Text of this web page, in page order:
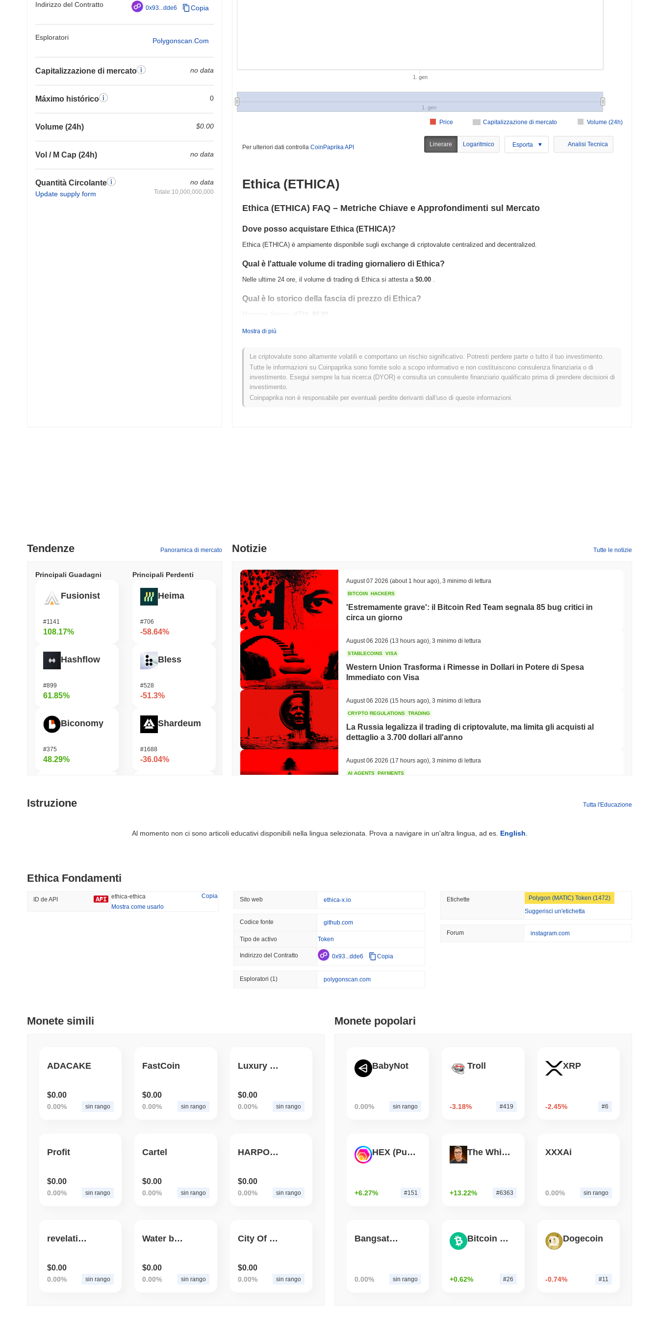
Indirizzo del Contratto 0x93...dde6 Copia
Esploratori Polygonscan.com
Capitalizzazione di mercato no data
Máximo histórico 0
Volume (24h) $0.00
Vol / M Cap (24h) no data
Quantità Circolante
Update supply form
no data
Totale:10,000,000,000
Capitalizzazione di mercato Volume (24h)
Price
1. gen
1. gen
Per ulteriori dati controlla CoinPaprika API Linerare Logaritmico Esporta Analisi Tecnica
Ethica (ETHICA)
Ethica (ETHICA) FAQ – Metriche Chiave e Approfondimenti sul Mercato
Dove posso acquistare Ethica (ETHICA)?
Ethica (ETHICA) è ampiamente disponibile sugli exchange di criptovalute centralized and decentralized.
Qual è l'attuale volume di trading giornaliero di Ethica?
Nelle ultime 24 ore, il volume di trading di Ethica si attesta a $0.00 .
Qual è lo storico della fascia di prezzo di Ethica?
Massimo Storico (ATH):
$0.00
Come si sta comportando Ethica rispetto al mercato crypto più ampio?
Negli ultimi 7 giorni, Ethica ha guadagnato0.00%, superando il mercato crypto complessivo che ha registrato un calo del0.73%. Ciò
indica una forte performance nell'azione del prezzo di ETHICA rispetto allo slancio del mercato più ampio.
Mostra di più
Le criptovalute sono altamente volatili e comportano un rischio significativo. Potresti perdere parte o tutto il tuo investimento.
Tutte le informazioni su Coinpaprika sono fornite solo a scopo informativo e non costituiscono consulenza finanziaria o di
investimento. Esegui sempre la tua ricerca (DYOR) e consulta un consulente finanziario qualificato prima di prendere decisioni di
investimento.
Coinpaprika non è responsabile per eventuali perdite derivanti dall'uso di queste informazioni.
Tendenze Panoramica di mercato
Principali Guadagni
Fusionist
#1141
108.17%
Hashflow
#899
61.85%
Biconomy
#375
48.29%
#784
Principali Perdenti
Heima
#706
-58.64%
Bless
#528
-51.3%
Shardeum
#1688
-36.04%
Notizie Tutte le notizie
August 07 2026 (about 1 hour ago) 3 minimo di lettura
BITCOIN HACKERS
'Estremamente grave': il Bitcoin Red Team segnala 85 bug critici in
circa un giorno
August 06 2026 (13 hours ago) 3 minimo di lettura
STABLECOINS VISA
Western Union Trasforma i Rimesse in Dollari in Potere di Spesa
Immediato con Visa
August 06 2026 (15 hours ago) 3 minimo di lettura
CRYPTO REGULATIONS TRADING
La Russia legalizza il trading di criptovalute, ma limita gli acquisti al
dettaglio a 3.700 dollari all'anno
August 06 2026 (17 hours ago) 3 minimo di lettura
AI AGENTS PAYMENTS
BITCOIN HACKERS
I nomi più importanti di Wall Street stanno ora garantendo la
STABLECOINS
stablecoin mentre le regole del GENIUS Act...
BNY Vuole che le Istituzioni Possano Stakeare Crypto Senza Mai
August 05 2026
ETHEREUM
Dinari mette l'intero S&P 500 onchain per i portafogli di auto-custodia
negli Stati Uniti
Istruzione Tutta l'Educazione
Al momento non ci sono articoli educativi disponibili nella lingua selezionata. Prova a navigare in un'altra lingua, ad es. English
Ethica Fondamenti
ID de API ethica-ethica
Copia
Mostra come usarlo
Sito web ethica-x.io
Codice fonte github.com
Tipo de activo Token
Indirizzo del Contratto 0x93...dde6 Copia
Esploratori(1) polygonscan.com
Etichette
Polygon (MATIC) Token (1472)
Suggerisci un'etichetta
Forum instagram.com
Monete simili
ADACAKE
$0.00
0.00% sin rango
FastCoin
$0.00
0.00% sin rango
Luxury Property Solutions LLC
$0.00
0.00% sin rango
Profit
$0.00
0.00% sin rango
Cartel
$0.00
0.00% sin rango
HARPOON
$0.00
0.00% sin rango
revelation.finance
$0.00
0.00% sin rango
Water by 1E6
$0.00
0.00% sin rango
City Of Gold
$0.00
0.00% sin rango
Monete popolari
BabyNot
0.00% sin rango
Troll
-3.18% #419
XRP
-2.45% #6
HEX (Pulsechain)
+6.27% #151
The White Bull
+13.22% #6363
XXXAi
0.00% sin rango
Bangsat 666
0.00% sin rango
Bitcoin Cash
+0.62% #26
Dogecoin
-0.74% #11